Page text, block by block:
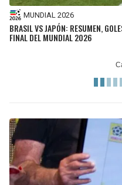
MUNDIAL 2026
BRASIL VS JAPÓN: RESUMEN,
FINAL DEL MUNDIAL 2026